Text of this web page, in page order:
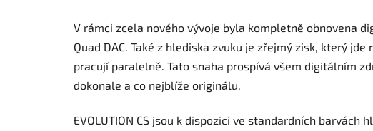
V rámci zcela nového vývoje byla kompletně obnovena
Quad DAC. Také z hlediska zvuku je zřejmý zisk, který
pracují paralelně. Tato snaha prospívá všem digitálním
dokonale a co nejblíže originálu.
EVOLUTION CS jsou k dispozici ve standardních